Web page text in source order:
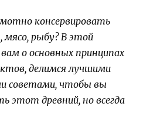
консервировать
рыбу? В этой
о основных принципах
делимся лучшими
советами, чтобы вы
этот древний, но всегда